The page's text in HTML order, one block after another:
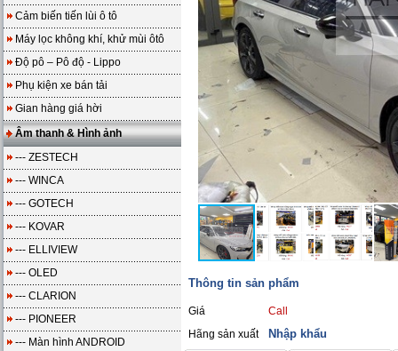
Cảm biến tiến lùi ô tô
Máy lọc không khí, khử mùi ôtô
Độ pô – Pô độ - Lippo
Phụ kiện xe bán tải
Gian hàng giá hời
Âm thanh & Hình ảnh
--- ZESTECH
--- WINCA
--- GOTECH
--- KOVAR
--- ELLIVIEW
--- OLED
--- CLARION
--- PIONEER
--- Màn hình ANDROID
Thông tin sản phẩm
Giá
Call
Hãng sản xuất
Nhập khẩu